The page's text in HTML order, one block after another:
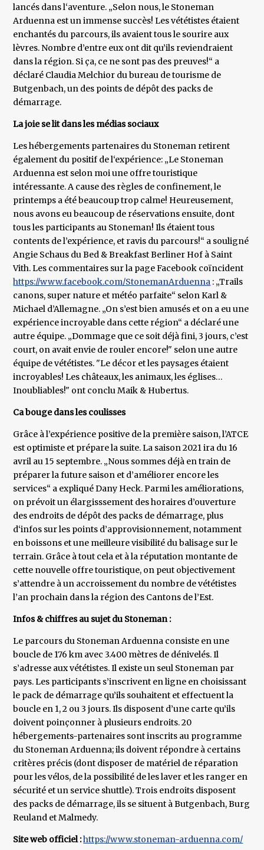
lancés dans l‘aventure. „Selon nous, le Stoneman
Arduenna est un immense succès! Les vététistes étaient
enchantés du parcours, ils avaient tous le sourire aux
lèvres. Nombre d’entre eux ont dit qu’ils reviendraient
dans la région. Si ça, ce ne sont pas des preuves!“ a
déclaré Claudia Melchior du bureau de tourisme de
Butgenbach, un des points de dépôt des packs de
démarrage.
La joie se lit dans les médias sociaux
Les hébergements partenaires du Stoneman retirent
également du positif de l‘expérience: „Le Stoneman
Arduenna est selon moi une offre touristique
intéressante. A cause des règles de confinement, le
printemps a été beaucoup trop calme! Heureusement,
nous avons eu beaucoup de réservations ensuite, dont
tous les participants au Stoneman! Ils étaient tous
contents de l’expérience, et ravis du parcours!“ a souligné
Angie Schaus du Bed & Breakfast Berliner Hof à Saint
Vith. Les commentaires sur la page Facebook coïncident
https://www.facebook.com/StonemanArduenna : „Trails
canons, super nature et météo parfaite“ selon Karl &
Michael d’Allemagne. „On s’est bien amusés et on a eu une
expérience incroyable dans cette région“ a déclaré une
autre équipe. „Dommage que ce soit déjà fini, 3 jours, c’est
court, on avait envie de rouler encore!" selon une autre
équipe de vététistes. "Le décor et les paysages étaient
incroyables! Les châteaux, les animaux, les églises…
Inoubliables!" ont conclu Maik & Hubertus.
Ca bouge dans les coulisses
Grâce à l’expérience positive de la première saison, l’ATCE
est optimiste et prépare la suite. La saison 2021 ira du 16
avril au 15 septembre. „Nous sommes déjà en train de
préparer la future saison et d’améliorer encore les
services“ a expliqué Dany Heck. Parmi les améliorations,
on prévoit un élargisssement des horaires d’ouverture
des endroits de dépôt des packs de démarrage, plus
d‘infos sur les points d’approvisionnement, notamment
en boissons et une meilleure visibilité du balisage sur le
terrain. Grâce à tout cela et à la réputation montante de
cette nouvelle offre touristique, on peut objectivement
s’attendre à un accroissement du nombre de vététistes
l’an prochain dans la région des Cantons de l’Est.
Infos & chiffres au sujet du Stoneman :
Le parcours du Stoneman Arduenna consiste en une
boucle de 176 km avec 3.400 mètres de dénivelés. Il
s’adresse aux vététistes. Il existe un seul Stoneman par
pays. Les participants s’inscrivent en ligne en choisissant
le pack de démarrage qu’ils souhaitent et effectuent la
boucle en 1, 2 ou 3 jours. Ils disposent d’une carte qu’ils
doivent poinçonner à plusieurs endroits. 20
hébergements-partenaires sont inscrits au programme
du Stoneman Arduenna; ils doivent répondre à certains
critères précis (dont disposer de matériel de réparation
pour les vélos, de la possibilité de les laver et les ranger en
sécurité et un service shuttle). Trois endroits disposent
des packs de démarrage, ils se situent à Butgenbach, Burg
Reuland et Malmedy.
Site web officiel :https://www.stoneman-arduenna.com/